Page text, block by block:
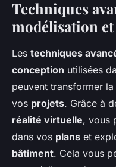
Techniques
modélisation
Les techniques
conception utilisées
peuvent transformer
vos projets. Grâce à
réalité virtuelle, vous
dans vos plans et
bâtiment. Cela vous